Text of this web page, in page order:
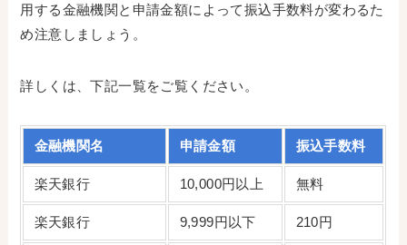
用する金融機関と申請金額によって振込手数料が変わるた
め注意しましょう。
詳しくは、下記一覧をご覧ください。
金融機関名 申請金額 振込手数料
楽天銀行 10,000円以上 無料
楽天銀行 9,999円以下 210円